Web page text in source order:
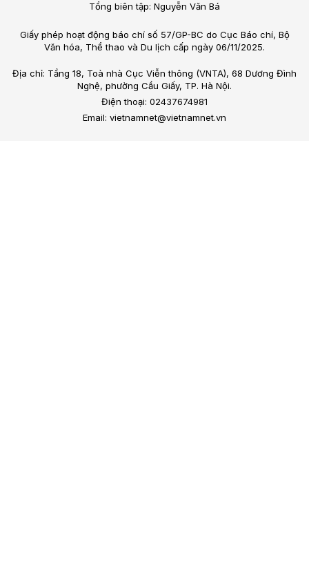
Tổng biên tập: Nguyễn Văn Bá
Giấy phép hoạt động báo chí số 57/GP-BC do Cục Báo chí, Bộ
Văn hóa, Thể thao và Du lịch cấp ngày 06/11/2025.
Địa chỉ: Tầng 18, Toà nhà Cục Viễn thông (VNTA), 68 Dương Đình
Nghệ, phường Cầu Giấy, TP. Hà Nội.
Điện thoại: 02437674981
Email: vietnamnet@vietnamnet.vn